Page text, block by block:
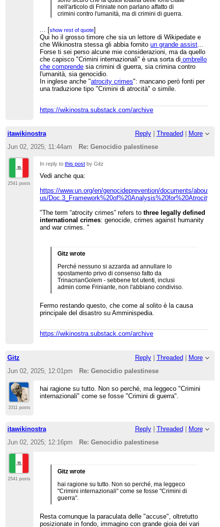
nell'articolo di Friniate non parlano affatto di
crimini contro l'umanità, ma di crimini di guerra.
Ovviamente la voce sui crimini contro
l'umanità/crimini di guerra non esclude la
necessità di una voce sul genocidio, cui infatti si
rinvia nella sezione "Accuse di genocidio". E'
misterioso perché si parli di "accuse" solo per il
genocidio e non anche per i crimini contro
l'umanità. Se il ragionamento (fallace) è che
parlare di "genocidio" implica che il genocidio è
un fatto certo, anziché un'opinione, allora lo
stesso ragionamento dovrebbe applicarsi ai
certo, posto che per "fatto certo" qui si intenda
pronunciate da giudici indipendenti.
Tutto è mal fatto e incoerente. Il punto
fondamentale è che it.wiki non è in grado di
consenso (sebbene precario e rivedibile in
futuro), sulla questione "genocidio vs accuse di
genocidio". L'unica cosa che può fare è produrre
parlano di tutto e il contrario di tutto, e alla fine
nessuno si azzarda a stabilire dove cade il
annullare lo spostamento privo di consenso fatto
da TrinacrianGolem - sebbene tot utenti, inclusi
admin come Friniante, non l'abbiano condiviso.
[show rest of quote]
Qui ho il grosso timore che sia un lettore di Wikipedate e
che Wikinostra stessa gli abbia fornitoun grande assist
Forse ti sei perso alcune mie considerazioni, ma da quello
che capisco "Crimini internazionali" è una sorta di ombrello
che comprende sia crimini di guerra, sia crimina contro
l'umanità, sia genocidio.
In inglese anche "atrocity crimes": mancano però fonti per
una traduzione tipo "Crimini di atrocità" o simile.
https://wikinostra.substack.com/archive
itawikinostra Reply| Threaded
More
Jun 02, 2025; 11:44am
Re: Genocidio palestinese
2541 posts
In reply tothis post by Gitz
Vedi anche qua:
https://www.un.org/en/genocideprevention/documents/about-
us/
"The term “atrocity crimes” refers tothree legally defined
international crimes: genocide, crimes against humanity
and war crimes. "
Gitz wrote
Perché nessuno si azzarda ad annullare lo
spostamento privo di consenso fatto da
TrinacrianGolem - sebbene tot utenti, inclusi
admin come Friniante, non l'abbiano condiviso.
Fermo restando questo, che come al solito è la causa
principale del disastro su Amminispedia.
https://wikinostra.substack.com/archive
Gitz Reply| Threaded
More
Jun 02, 2025; 12:01pm
Re: Genocidio palestinese
3311 posts
hai ragione su tutto. Non so perché, ma leggeco "Crimini
internazionali" come se fosse "Crimini di guerra".
itawikinostra Reply| Threaded
More
Jun 02, 2025; 12:16pm
Re: Genocidio palestinese
2541 posts
Gitz wrote
hai ragione su tutto. Non so perché, ma leggeco
"Crimini internazionali" come se fosse "Crimini di
guerra".
Resta comunque la paraculata delle "accuse", oltretutto
posizionate in fondo, immagino con grande gioia dei vari